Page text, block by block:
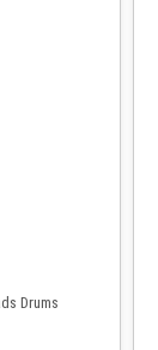
Drums